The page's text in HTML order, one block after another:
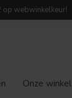
op webwinkelkeur!
Onze winkel